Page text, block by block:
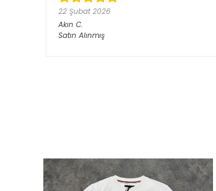
22 Şubat 2026
Akın C.
Satın Alınmış